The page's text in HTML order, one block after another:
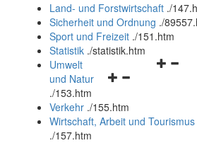
und
schließen
Land- und Forstwirtschaft ./
Sicherheit und Ordnung ./
Sport und Freizeit ./151.htm
Statistik ./statistik.htm
Navigationsmenü
und
schließen
Umwelt
und Natur
./153.htm
Verkehr ./155.htm
Wirtschaft, Arbeit und Tourismus
./157.htm